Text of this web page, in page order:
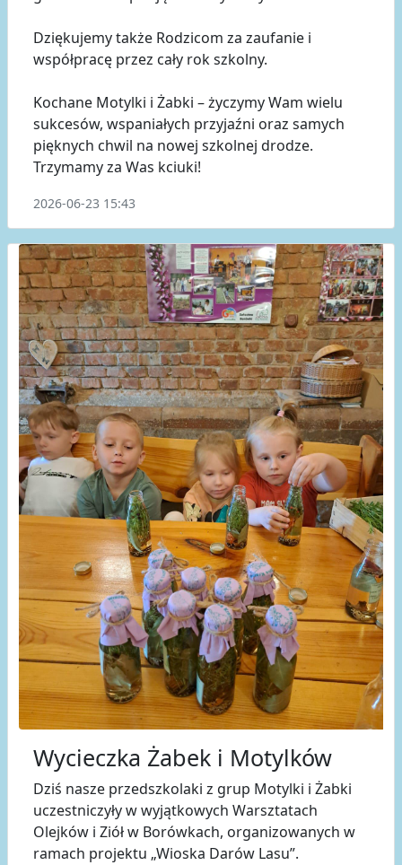
Dziękujemy także Rodzicom za zaufanie i
współpracę przez cały rok szkolny.
Kochane Motylki i Żabki – życzymy Wam wielu
sukcesów, wspaniałych przyjaźni oraz samych
pięknych chwil na nowej szkolnej drodze.
Trzymamy za Was kciuki!
2026-06-23 15:43
Wycieczka Żabek i Motylków
Dziś nasze przedszkolaki z grup Motylki i Żabki
uczestniczyły w wyjątkowych Warsztatach
Olejków i Ziół w Borówkach, organizowanych w
ramach projektu „Wioska Darów Lasu”.